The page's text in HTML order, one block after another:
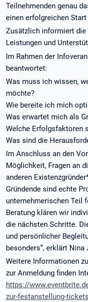
Teilnehmenden genau
einen erfolgreichen
Zusätzlich informiert die
Leistungen und
Im Rahmen der
beantwortet:
Was muss ich wissen,
möchte?
Wie bereite ich mich
Was erwartet mich als
Welche Erfolgsfaktoren
Was sind die
Im Anschluss an den
Möglichkeit, Fragen an
anderen
Gründende sind echte
unternehmerischen Teil
Beratung klären wir
die nächsten Schritte.
und persönlicher
besonders“, erklärt Nina
Weitere Informationen
zur Anmeldung finden
https://
zur-festanstellung-